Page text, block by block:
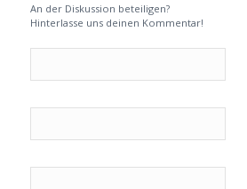
An der Diskussion beteiligen?
Hinterlasse uns deinen Kommentar!